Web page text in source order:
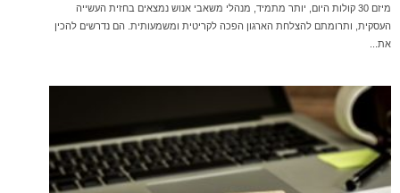
מיזם 30 קולות היום, יותר מתמיד, מנהלי משאבי אנוש נמצאים בחזית העשייה
העסקית, ותרומתם להצלחת הארגון הפכה לקריטית ומשמעותית. הם נדרשים להכין
את...